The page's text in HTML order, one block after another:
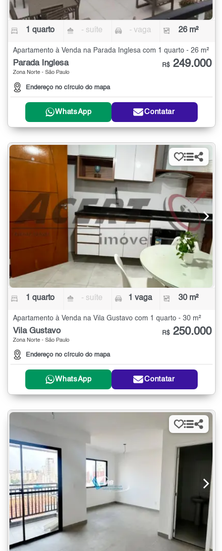
1 quarto - suíte - vaga 26 m²
Apartamento à Venda na Parada Inglesa com 1 quarto - 26 m²
Parada Inglesa
Zona Norte - São Paulo
Endereço no círculo do mapa
R$ 249.000
WhatsApp Contatar
1 quarto - suíte 1 vaga 30 m²
Apartamento à Venda na Vila Gustavo com 1 quarto - 30 m²
Vila Gustavo
Zona Norte - São Paulo
Endereço no círculo do mapa
R$ 250.000
WhatsApp Contatar